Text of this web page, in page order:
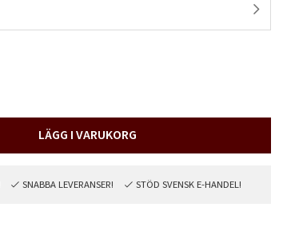
LÄGG I VARUKORG
SNABBA LEVERANSER! STÖD SVENSK E-HANDEL!